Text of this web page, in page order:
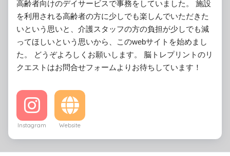
高齢者向けのデイサービスで事務をしていました。 施設
を利用される高齢者の方に少しでも楽しんでいただきた
いという思いと、介護スタッフの方の負担が少しでも減
ってほしいという思いから、このwebサイトを始めまし
た。 どうぞよろしくお願いします。 脳トレプリントのリ
クエストはお問合せフォームよりお待ちしています！
Instagram Website